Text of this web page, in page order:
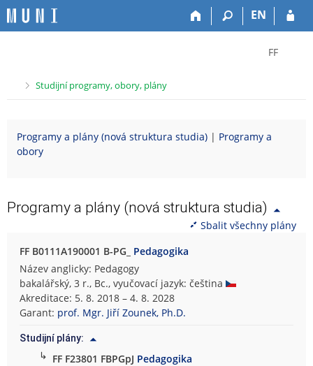
EN
FF
ě
f
l
F
l
o
z
i
>
Studijní programy, obory, plány
Programy a plány (nová struktura studia) | Programy a
obory
Programy a plány (nová struktura studia)
Sbalit všechny plány
FF B0111A190001 B-PG_ Pedagogika
Název anglicky: Pedagogy
bakalářský, 3 r., Bc., vyučovací jazyk: čeština
Akreditace: 5. 8. 2018 – 4. 8. 2028
Garant: prof. Mgr. Jiří Zounek, Ph.D.
Studijní plány:
↳ FF F23801 FBPGpJ Pedagogika